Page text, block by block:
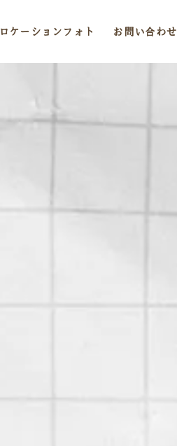
ロケーションフォト お問い合わせ